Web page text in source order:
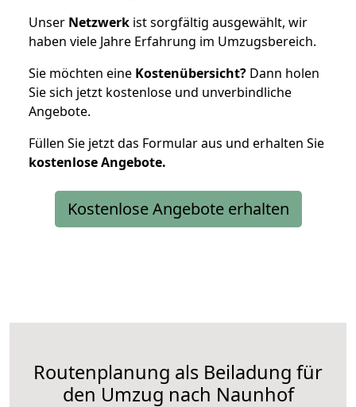
Unser Netzwerk ist sorgfältig ausgewählt, wir
haben viele Jahre Erfahrung im Umzugsbereich.
Sie möchten eine Kostenübersicht? Dann holen
Sie sich jetzt kostenlose und unverbindliche
Angebote.
Füllen Sie jetzt das Formular aus und erhalten Sie
kostenloseAngebote.
Kostenlose Angebote erhalten
Routenplanung als Beiladung für
den Umzug nach Naunhof